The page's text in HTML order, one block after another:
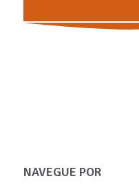
NAVEGUE POR